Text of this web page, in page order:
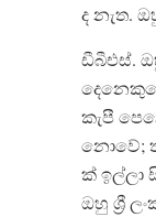
ද නැත.
ඩීබීඑස්.
කැපී
නොවේ;
ක් ඉල්ලා
ඔහු ශ්‍රී